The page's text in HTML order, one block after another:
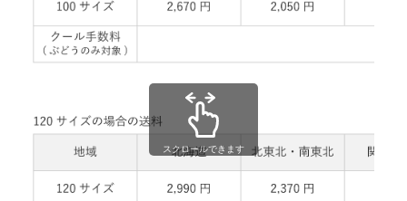
スクロールできます